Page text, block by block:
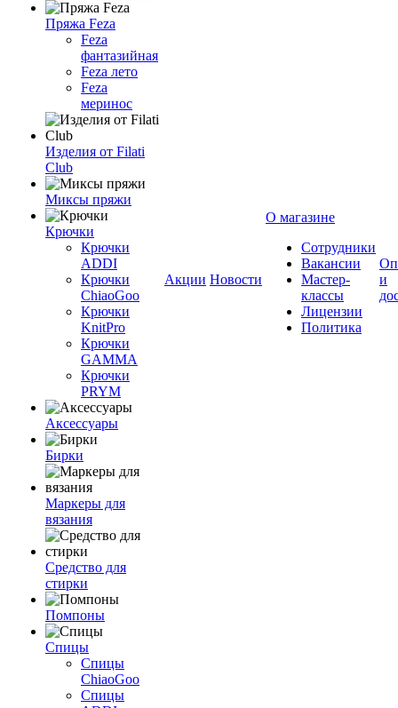
Пряжа Feza
Feza
фантазийная
Feza лето
Feza
меринос
Изделия от Filati
Club
Миксы пряжи
Крючки
Крючки
ADDI
Крючки
ChiaoGoo
Крючки
KnitPro
Крючки
GAMMA
Крючки
PRYM
Аксессуары
Бирки
Маркеры для
вязания
Средство для
стирки
Помпоны
Спицы
Спицы
ChiaoGoo
Спицы
Акции Новости
О магазине
Сотрудники
Вакансии
Мастер-
классы
Лицензии
Политика
и